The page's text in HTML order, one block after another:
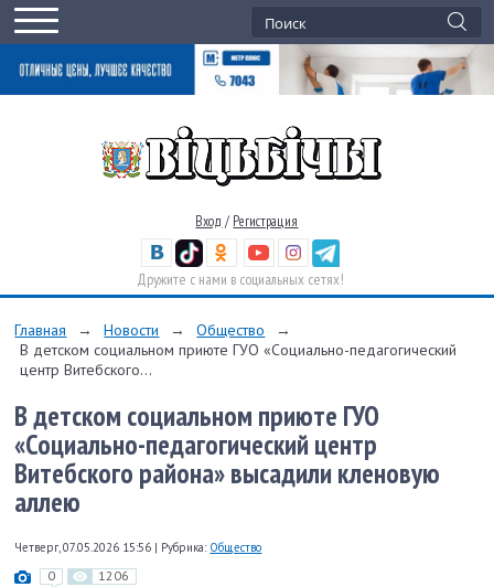
Вход / Регистрация
Дружите с нами в социальных сетях!
Главная → Новости → Общество
→
В детском социальном приюте ГУО «Социально-педагогический
центр Витебского...
В детском социальном приюте ГУО
«Социально-педагогический центр
Витебского района» высадили кленовую
аллею
Четверг, 07.05.2026 15:56 | Рубрика: Общество
0 1206